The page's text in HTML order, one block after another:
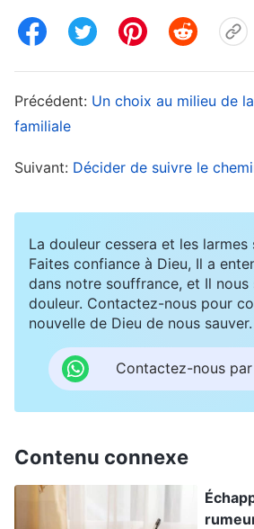
Je les planifie toutes.
que Je t’ai donné. Ne crains
Dieu Tout-Puissant des
bouclier»(La Parole, vol. 1 :
Chapitre 26)
. Les paroles de
et puissance, et elles m’ont
utilise toutes sortes de
essayer de me forcer à renier
mais je ne peux pas faire de
Satan. En pensant à cela, j’ai
veux clarifier ceci dès
de moi parce que tu crois aux
fondement et aux paroles
tu as vraiment peur que je
Précédent: Un choix au milieu de
familiale
Suivant: Décider de suivre le
La douleur cessera et les larmes
Faites confiance à Dieu, Il a
dans notre souffrance, et Il
douleur. Contactez-nous pour
nouvelle de Dieu de nous sauver.
Contactez-nous
Contenu connexe